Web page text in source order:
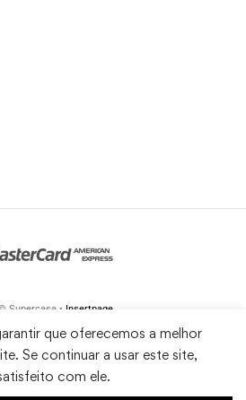
Supercasa • Insertpage
que oferecemos a melhor
Se continuar a usar este site,
com ele.